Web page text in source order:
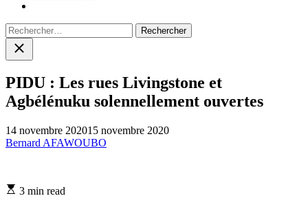
Rechercher :
Close
search
PIDU : Les rues Livingstone et
Agbélénuku solennellement ouvertes
14 novembre 202015 novembre 2020
Bernard AFAWOUBO
Estimated
3 min read